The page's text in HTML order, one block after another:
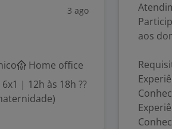
3 ago
Home office
| 12h às 18h ??
aos